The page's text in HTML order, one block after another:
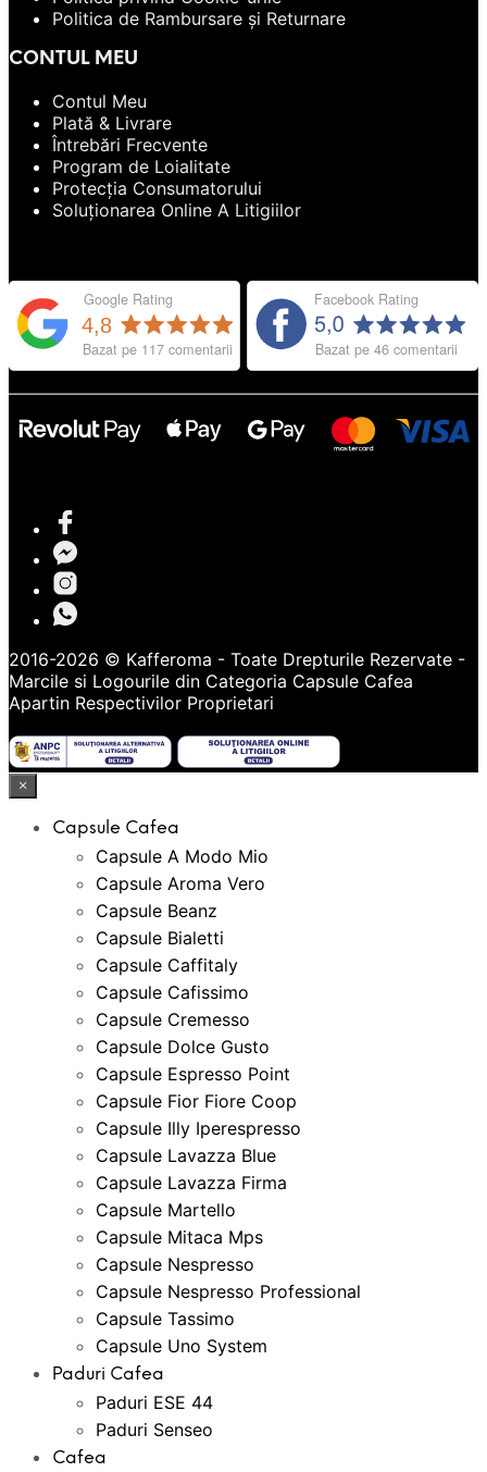
Politica de Rambursare și Returnare
CONTUL MEU
Contul Meu
Plată & Livrare
Întrebări Frecvente
Program de Loialitate
Protecția Consumatorului
Soluționarea Online A Litigiilor
2016-2026 © Kafferoma - Toate Drepturile Rezervate -
Marcile si Logourile din Categoria Capsule Cafea
Apartin Respectivilor Proprietari
×
Capsule Cafea
Capsule A Modo Mio
Capsule Aroma Vero
Capsule Beanz
Capsule Bialetti
Capsule Caffitaly
Capsule Cafissimo
Capsule Cremesso
Capsule Dolce Gusto
Capsule Espresso Point
Capsule Fior Fiore Coop
Capsule Illy Iperespresso
Capsule Lavazza Blue
Capsule Lavazza Firma
Capsule Martello
Capsule Mitaca Mps
Capsule Nespresso
Capsule Nespresso Professional
Capsule Tassimo
Capsule Uno System
Paduri Cafea
Paduri ESE 44
Paduri Senseo
Cafea